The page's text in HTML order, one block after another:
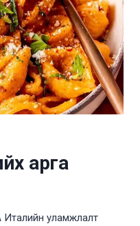
арга
уламжлалт